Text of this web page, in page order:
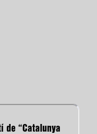
de “Catalunya